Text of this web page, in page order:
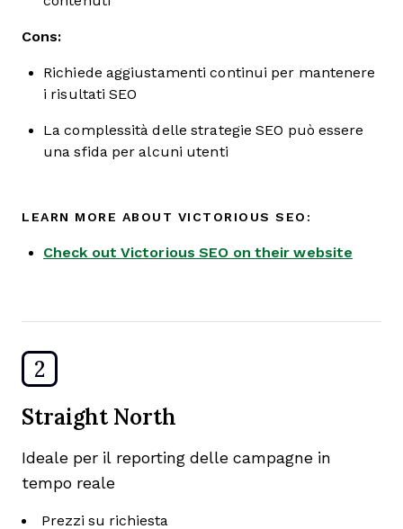
Cons:
Richiede aggiustamenti continui per mantenere
i risultati SEO
La complessità delle strategie SEO può essere
una sfida per alcuni utenti
LEARN MORE ABOUT VICTORIOUS SEO:
Check out Victorious SEO on their website
2
Straight North
Ideale per il reporting delle campagne in
tempo reale
Prezzi su richiesta